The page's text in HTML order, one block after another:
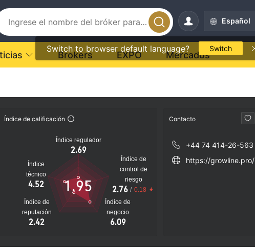
Español
Switch to browser default language? Switch
Brokers EXPO Mercados
Índice de calificación
Índice regulador
2.69
Índice
técnico
4.52
Índice de
reputación
2.42
Índice de
negocio
6.09
Índice de
control de
riesgo
2.76 / 0.18
1.95
Contacto
+44 74 414-26-563
https://growline.pro/